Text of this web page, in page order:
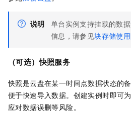
说明
单台实例支持挂载的数
信息，请参见块存储使
（可选）快照服务
快照是云盘在某一时间点数据状态的
便于快速导入数据。创建实例时即可
应对数据误删等风险。